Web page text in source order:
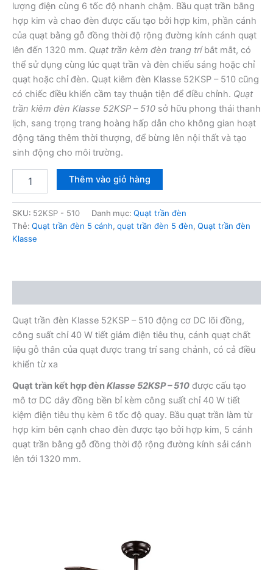
lượng điện cùng 6 tốc độ nhanh chậm. Bầu quạt trần bằng
hợp kim và chao đèn được cấu tạo bởi hợp kim, phần cánh
của quạt bằng gỗ đồng thời độ rộng đường kính cánh quạt
lên đến 1320 mm. Quạt trần kèm đèn trang tríbắt mắt, có
thể sử dụng cùng lúc quạt trần và đèn chiếu sáng hoặc chỉ
quạt hoặc chỉ đèn. Quạt kiêm đèn Klasse 52KSP – 510 cũng
có chiếc điều khiển cầm tay thuận tiện để điều chỉnh. Quạt
trần kiêm đèn Klasse 52KSP – 510 sở hữu phong thái thanh
lịch, sang trọng trang hoàng hấp dẫn cho không gian hoạt
động tăng thêm thời thượng, để bừng lên nội thất và tạo
sinh động cho môi trường.
Klasse
52KSP
-
Thêm vào giỏ hàng
SKU: 52KSP - 510 Danh mục: Quạt trần đèn
Thẻ: Quạt trần đèn 5 cánh, quạt trần đèn 5 đèn, Quạt trần đèn
Klasse
Quạt trần đèn Klasse 52KSP – 510 động cơ DC lõi đồng,
công suất chỉ 40 W tiết giảm điện tiêu thụ, cánh quạt chất
liệu gỗ thân của quạt được trang trí sang chảnh, có cả điều
khiển từ xa
Quạt trần kết hợp đènKlasse 52KSP – 510 được cấu tạo
mô tơ DC dây đồng bền bỉ kèm công suất chỉ 40 W tiết
kiệm điện tiêu thụ kèm 6 tốc độ quay. Bầu quạt trần làm từ
hợp kim bên cạnh chao đèn được tạo bởi hợp kim, 5 cánh
quạt trần bằng gỗ đồng thời độ rộng đường kính sải cánh
lên tới 1320 mm.